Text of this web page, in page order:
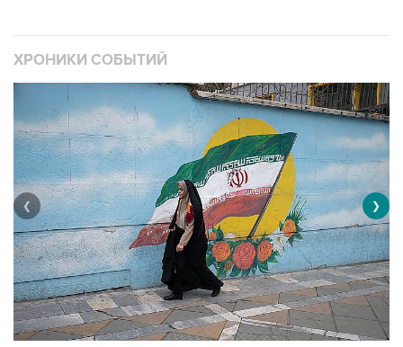
ХРОНИКИ СОБЫТИЙ
❮ ❯